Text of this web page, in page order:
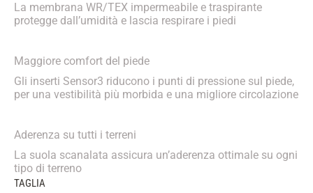
La membrana WR/TEX impermeabile e traspirante
protegge dall’umidità e lascia respirare i piedi
Maggiore comfort del piede
Gli inserti Sensor3 riducono i punti di pressione sul piede,
per una vestibilità più morbida e una migliore circolazione
Aderenza su tutti i terreni
La suola scanalata assicura un’aderenza ottimale su ogni
tipo di terreno
TAGLIA